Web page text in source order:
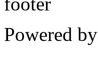
Powered by